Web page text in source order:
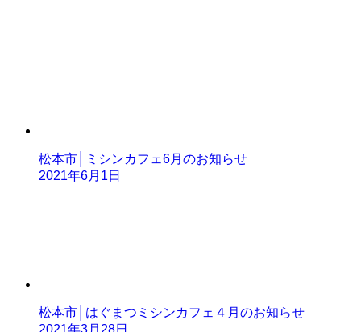
松本市│ミシンカフェ6月のお知らせ
2021年6月1日
松本市│はぐまつミシンカフェ４月のお知らせ
2021年3月28日